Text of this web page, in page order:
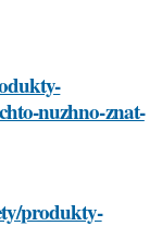
nuzhno-znat-
produkty-